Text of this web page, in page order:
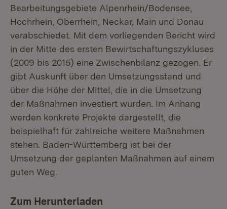
Bearbeitungsgebiete Alpenrhein/Bodensee,
Hochrhein, Oberrhein, Neckar, Main und Donau
verabschiedet. Mit dem vorliegenden Bericht wird
in der Mitte des ersten Bewirtschaftungszykluses
(2009 bis 2015) eine Zwischenbilanz gezogen. Er
gibt Auskunft über den Umsetzungsstand und
über die Höhe der Mittel, die in die Umsetzung
der Maßnahmen investiert wurden. Im Anhang
werden konkrete Projekte dargestellt, die
beispielhaft für zahlreiche weitere Maßnahmen
stehen. Baden-Württemberg ist bei der
Umsetzung der geplanten Maßnahmen auf einem
guten Weg.
Zum Herunterladen